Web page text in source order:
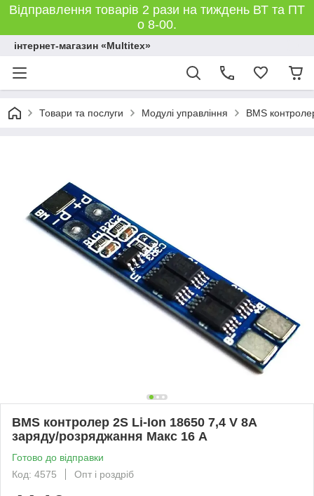
Відправлення товарів 2 рази на тиждень ВТ та ПТ
о 8-00.
інтернет-магазин «Multitex»
Товари та послуги Модулі управління BMS
BMS контролер 2S Li-Ion 18650 7,4 V 8A
заряду/розряджання Макс 16 А
Готово до відправки
Код: 4575
Опт і роздріб